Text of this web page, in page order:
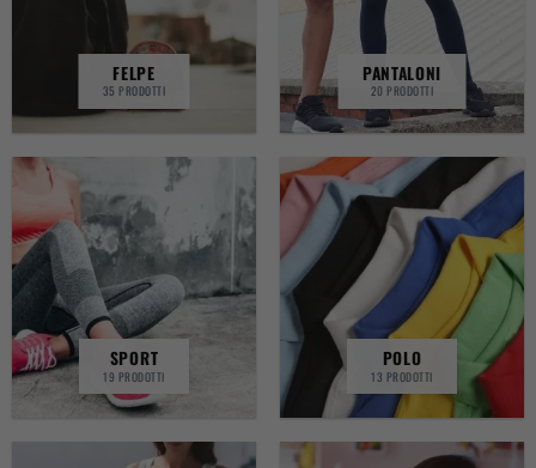
FELPE
35 PRODOTTI
PANTALONI
20 PRODOTTI
SPORT
19 PRODOTTI
POLO
13 PRODOTTI